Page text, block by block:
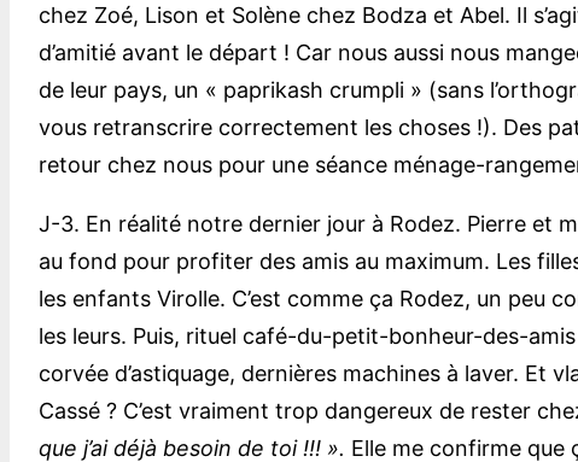
chez Zoé, Lison et Solène chez Bodza et Abel. Il
d’amitié avant le départ ! Car nous aussi nous
de leur pays, un « paprikash crumpli » (sans
vous retranscrire correctement les choses !). Des
retour chez nous pour une séance ménage-
J-3. En réalité notre dernier jour à Rodez. Pierre et
au fond pour profiter des amis au maximum. Les
les enfants Virolle. C’est comme ça Rodez, un peu
les leurs. Puis, rituel café-du-petit-bonheur-des-
corvée d’astiquage, dernières machines à laver. Et
Cassé ? C’est vraiment trop dangereux de rester
que j’ai déjà besoin de toi !!! ». Elle me confirme que